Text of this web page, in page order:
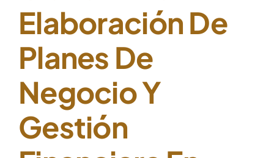
Elaboración De
Planes De
Negocio Y
Gestión